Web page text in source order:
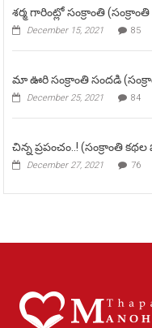
శర్మ గారింట్లో సంక్రాంతి
December 15, 2021 85
మా ఊరి సంక్రాంతి సందడి
December 25, 2021 84
చిన్న ప్రపంచం..! (సంక్రాంతి
December 27, 2021 76